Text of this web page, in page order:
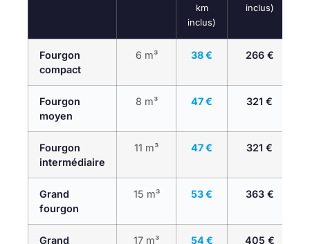
km
inclus)
inclus)
Fourgon
compact
6 m³ 38 € 266 €
Fourgon
moyen
8 m³ 47 € 321 €
Fourgon
intermédiaire
11 m³ 47 € 321 €
Grand
fourgon
15 m³ 53 € 363 €
Grand
17 m³ 54 € 405 €